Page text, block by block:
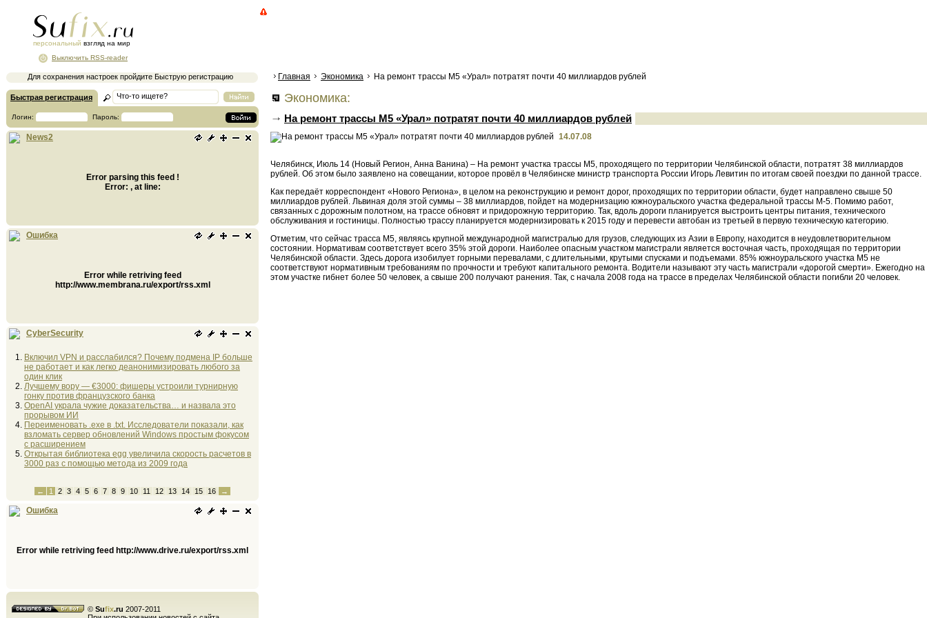
персональный взгляд на мир
Для сохранения настроек пройдите Быструю регистрацию
Выключить RSS-reader
Быстрая регистрация
Логин: Пароль:
News2
Error parsing this feed !
Error: , at line:
Ошибка
Error while retriving feed
http://www.membrana.ru/export/rss.xml
CyberSecurity
Включил VPN и расслабился? Почему подмена IP больше
не работает и как легко деанонимизировать любого за
один клик
Лучшему вору — €3000: фишеры устроили турнирную
гонку против французского банка
OpenAI украла чужие доказательства… и назвала это
прорывом ИИ
Переименовать .exe в .txt. Исследователи показали, как
взломать сервер обновлений Windows простым фокусом
с расширением
Открытая библиотека egg увеличила скорость расчетов в
3000 раз с помощью метода из 2009 года
← 1 2 3 4 5 6 7 8 9 10 11 12 13 14 15 16 →
Ошибка
Error while retriving feed http://www.drive.ru/export/rss.xml
© Sufix.ru 2007-2011
Главная Экономика На ремонт трассы М5 «Урал» потратят почти 40 миллиардов рублей
Экономика:
На ремонт трассы М5 «Урал» потратят почти 40 миллиардов рублей
14.07.08
Челябинск, Июль 14 (Новый Регион, Анна Ванина) – На ремонт участка трассы М5, проходящего по территории Челябинской области, потратят 38 миллиардов
рублей. Об этом было заявлено на совещании, которое провёл в Челябинске министр транспорта России Игорь Левитин по итогам своей поездки по данной трассе.
Как передаёт корреспондент «Нового Региона», в целом на реконструкцию и ремонт дорог, проходящих по территории области, будет направлено свыше 50
миллиардов рублей. Львиная доля этой суммы – 38 миллиардов, пойдет на модернизацию южноуральского участка федеральной трассы М-5. Помимо работ,
связанных с дорожным полотном, на трассе обновят и придорожную территорию. Так, вдоль дороги планируется выстроить центры питания, технического
обслуживания и гостиницы. Полностью трассу планируется модернизировать к 2015 году и перевести автобан из третьей в первую техническую категорию.
Отметим, что сейчас трасса М5, являясь крупной международной магистралью для грузов, следующих из Азии в Европу, находится в неудовлетворительном
состоянии. Нормативам соответствует всего 35% этой дороги. Наиболее опасным участком магистрали является восточная часть, проходящая по территории
Челябинской области. Здесь дорога изобилует горными перевалами, с длительными, крутыми спусками и подъемами. 85% южноуральского участка М5 не
соответствуют нормативным требованиям по прочности и требуют капитального ремонта. Водители называют эту часть магистрали «дорогой смерти». Ежегодно на
этом участке гибнет более 50 человек, а свыше 200 получают ранения. Так, с начала 2008 года на трассе в пределах Челябинской области погибли 20 человек.